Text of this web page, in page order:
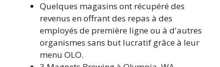
Quelques magasins ont récupéré des
revenus en offrant des repas à des
employés de première ligne ou à d'autres
organismes sans but lucratif grâce à leur
menu OLO.